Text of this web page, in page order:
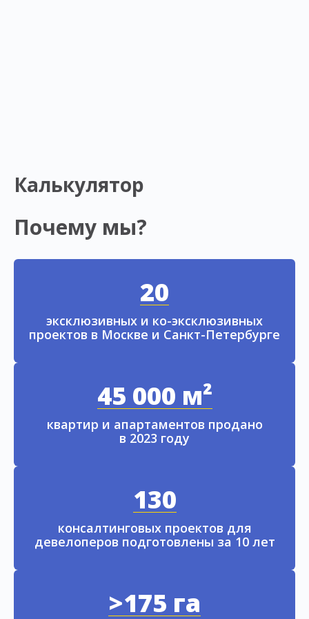
Калькулятор
Почему мы?
20
эксклюзивных и ко-эксклюзивных
проектов в Москве и Санкт-Петербурге
45 000 м²
квартир и апартаментов продано
в 2023 году
130
консалтинговых проектов для
девелоперов подготовлены за 10 лет
>175 га